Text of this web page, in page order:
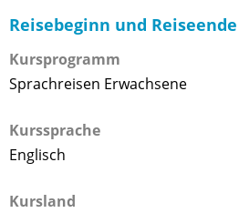
Reisebeginn und Reiseende
Kursprogramm
Sprachreisen Erwachsene
Kurssprache
Englisch
Kursland